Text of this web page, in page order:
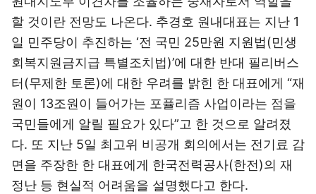
할 것이란 전망도 나온다. 추경호 원내대표는 지난 1
일 민주당이 추진하는 ‘전 국민 25만원 지원법(민생
회복지원금지급 특별조치법)’에 대한 반대 필리버스
터(무제한 토론)에 대한 우려를 밝힌 한 대표에게 “재
원이 13조원이 들어가는 포퓰리즘 사업이라는 점을
국민들에게 알릴 필요가 있다”고 한 것으로 알려졌
다. 또 지난 5일 최고위 비공개 회의에서는 전기료 감
면을 주장한 한 대표에게 한국전력공사(한전)의 재
정난 등 현실적 어려움을 설명했다고 한다.